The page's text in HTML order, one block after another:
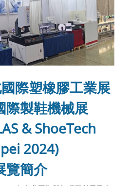
際塑橡膠工業展
際製鞋機械展
& ShoeTech
2024)
覽簡介